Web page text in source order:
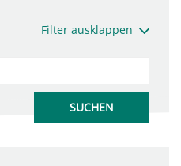
Filter ausklappen